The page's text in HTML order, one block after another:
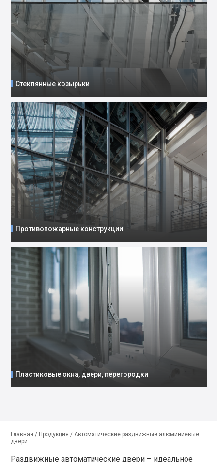
Стеклянные козырьки
Противопожарные конструкции
Пластиковые окна, двери, перегородки
Главная / Продукция / Автоматические раздвижные алюминиевые
двери
Раздвижные автоматические двери – идеальное